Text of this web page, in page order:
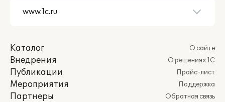
Каталог
Внедрения
Публикации
Мероприятия
Партнеры
О сайте
О решениях 1С
Прайс-лист
Поддержка
Обратная связь